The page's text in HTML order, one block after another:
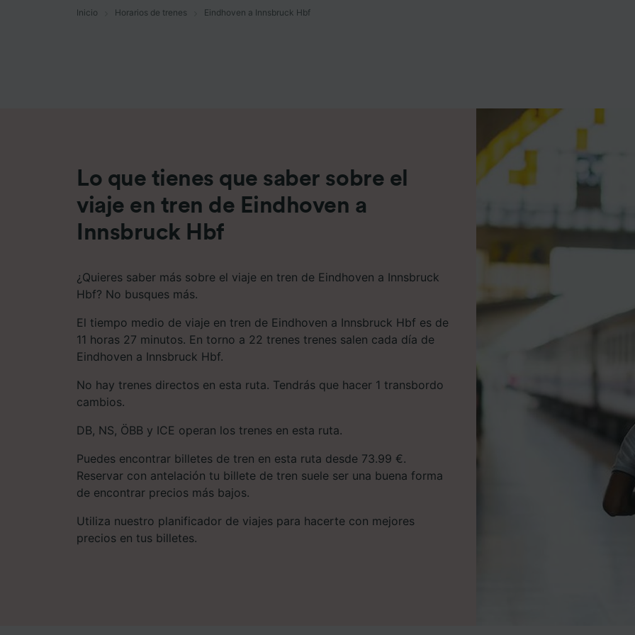
Inicio Horarios de trenes Eindhoven a Innsbruck Hbf
Lo que tienes que saber sobre el
viaje en tren de Eindhoven a
Innsbruck Hbf
¿Quieres saber más sobre el viaje en tren de Eindhoven a Innsbruck
Hbf? No busques más.
El tiempo medio de viaje en tren de Eindhoven a Innsbruck Hbf es de
11 horas 27 minutos. En torno a 22 trenes trenes salen cada día de
Eindhoven a Innsbruck Hbf.
No hay trenes directos en esta ruta. Tendrás que hacer 1 transbordo
cambios.
DB, NS, ÖBB y ICE operan los trenes en esta ruta.
Puedes encontrar billetes de tren en esta ruta desde 73.99 €.
Reservar con antelación tu billete de tren suele ser una buena forma
de encontrar precios más bajos.
Utiliza nuestro planificador de viajes para hacerte con mejores
precios en tus billetes.
Lista de asociados (proveedores)